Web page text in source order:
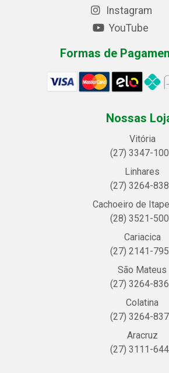
Instagram
YouTube
Formas de
Nossas
Vitória
(27) 3347-
Linhares
(27) 3264-
Cachoeiro de
(28) 3521-
Cariacica
(27) 2141-
São Mateus
(27) 3264-
Colatina
(27) 3264-
Aracruz
(27) 3111-